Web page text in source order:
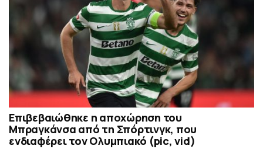
Επιβεβαιώθηκε η αποχώρηση του
Μπραγκάνσα από τη Σπόρτινγκ, που
ενδιαφέρει τον Ολυμπιακό (pic, vid)